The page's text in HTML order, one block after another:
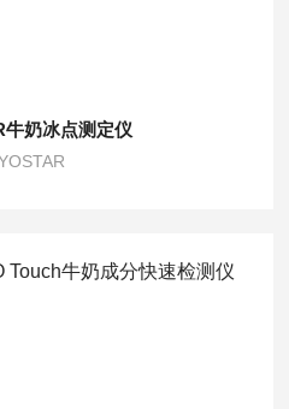
牛奶冰点测定仪